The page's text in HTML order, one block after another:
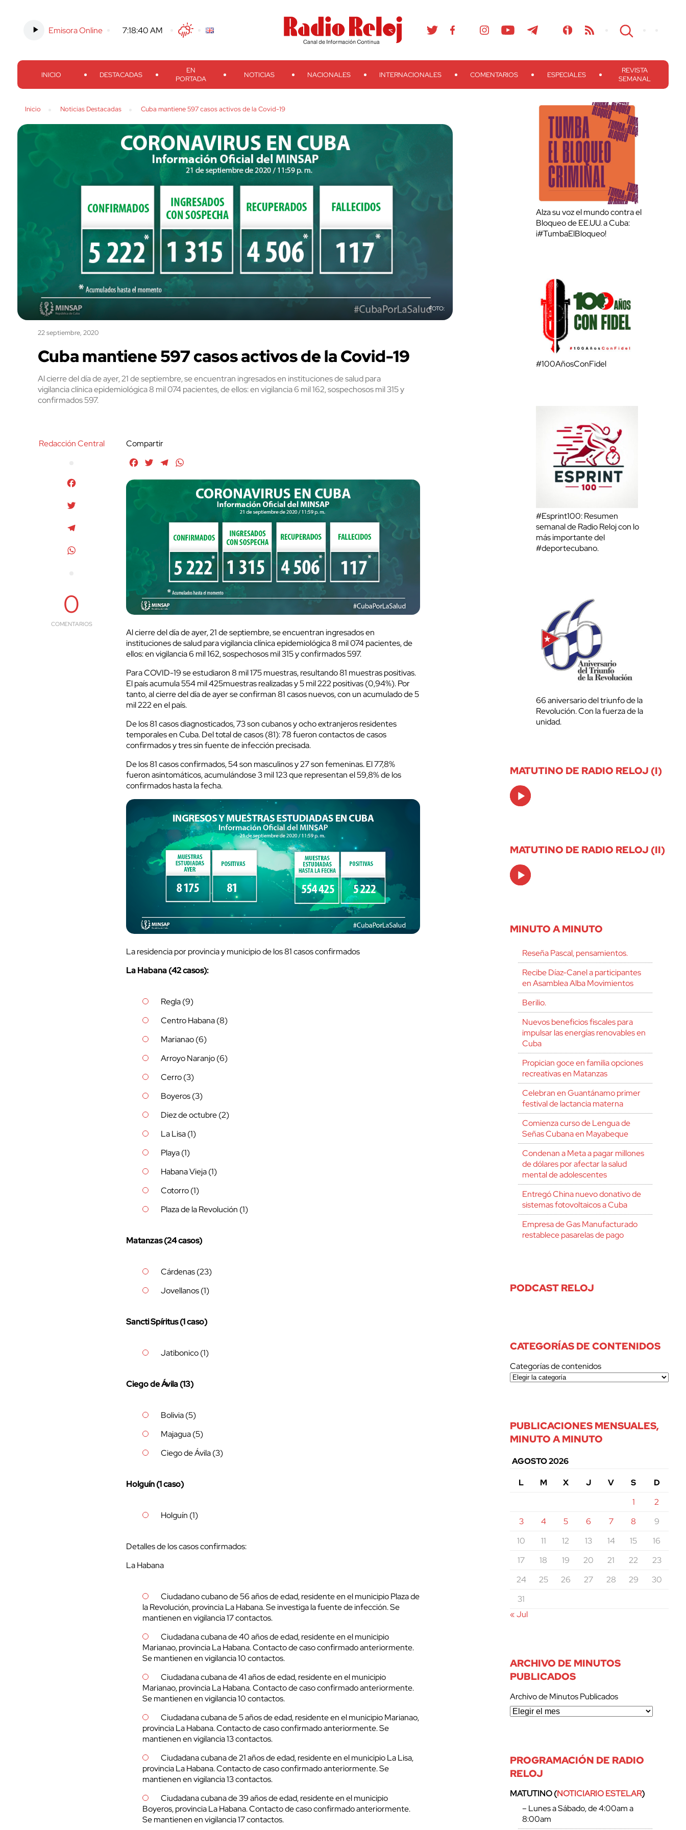
Emisora Online -7:18:42 AM TwitterFacebook
Threads
Instagram TelegramTeveo Ivoox RSS Search
INICIO DESTACADAS
EN
PORTADA
NOTICIAS NACIONALES INTERNACIONALES COMENTARIOS ESPECIALES
REVISTA
SEMANAL
Inicio Noticias Destacadas Cuba mantiene 597 casos activos de la Covid-19
22 septiembre, 2020
Cuba mantiene 597 casos activos de la Covid-19
Al cierre del día de ayer, 21 de septiembre, se encuentran ingresados en instituciones de salud para
vigilancia clínica epidemiológica 8 mil 074 pacientes, de ellos: en vigilancia 6 mil 162, sospechosos mil 315 y
confirmados 597.
Redacción Central
0
COMENTARIOS
Compartir
FacebookTwitterTelegram
Al cierre del día de ayer, 21 de septiembre, se encuentran ingresados en
instituciones de salud para vigilancia clínica epidemiológica 8 mil 074 pacientes, de
ellos: en vigilancia 6 mil 162, sospechosos mil 315 y confirmados 597.
Para COVID-19 se estudiaron 8 mil 175 muestras, resultando 81 muestras positivas.
El país acumula 554 mil 425muestras realizadas y 5 mil 222 positivas (0,94%). Por
tanto, al cierre del día de ayer se confirman 81 casos nuevos, con un acumulado de 5
mil 222 en el país.
De los 81 casos diagnosticados, 73 son cubanos y ocho extranjeros residentes
temporales en Cuba. Del total de casos (81): 78 fueron contactos de casos
confirmados y tres sin fuente de infección precisada.
De los 81 casos confirmados, 54 son masculinos y 27 son femeninas. El 77,8%
fueron asintomáticos, acumulándose 3 mil 123 que representan el 59,8% de los
confirmados hasta la fecha.
La residencia por provincia y municipio de los 81 casos confirmados
La Habana (42 casos):
Regla (9)
Centro Habana (8)
Marianao (6)
Arroyo Naranjo (6)
Cerro (3)
Boyeros (3)
Diez de octubre (2)
La Lisa (1)
Playa (1)
Habana Vieja (1)
Cotorro (1)
Plaza de la Revolución (1)
Matanzas (24 casos)
Cárdenas (23)
Jovellanos (1)
Sancti Spíritus (1 caso)
Jatibonico (1)
Ciego de Ávila (13)
Bolivia (5)
Majagua (5)
Ciego de Ávila (3)
Holguín (1 caso)
Holguín (1)
Detalles de los casos confirmados:
La Habana
Ciudadano cubano de 56 años de edad, residente en el municipio Plaza de
la Revolución, provincia La Habana. Se investiga la fuente de infección. Se
mantienen en vigilancia 17 contactos.
Ciudadana cubana de 40 años de edad, residente en el municipio
Marianao, provincia La Habana. Contacto de caso confirmado anteriormente.
Se mantienen en vigilancia 10 contactos.
Ciudadana cubana de 41 años de edad, residente en el municipio
Marianao, provincia La Habana. Contacto de caso confirmado anteriormente.
Se mantienen en vigilancia 10 contactos.
Ciudadana cubana de 5 años de edad, residente en el municipio Marianao,
provincia La Habana. Contacto de caso confirmado anteriormente. Se
mantienen en vigilancia 13 contactos.
Ciudadana cubana de 21 años de edad, residente en el municipio La Lisa,
provincia La Habana. Contacto de caso confirmado anteriormente. Se
mantienen en vigilancia 13 contactos.
Ciudadana cubana de 39 años de edad, residente en el municipio
Boyeros, provincia La Habana. Contacto de caso confirmado anteriormente.
Se mantienen en vigilancia 17 contactos.
Alza su voz el mundo contra el
Bloqueo de EE.UU. a Cuba:
¡#TumbaElBloqueo!
#100AñosConFidel
#Esprint100: Resumen
semanal de Radio Reloj con lo
más importante del
#deportecubano.
66 aniversario del triunfo de la
Revolución. Con la fuerza de la
unidad.
MATUTINO DE RADIO RELOJ (I)
Audio
Player
MATUTINO DE RADIO RELOJ (II)
Audio
Player
MINUTO A MINUTO
Reseña Pascal, pensamientos.
Recibe Díaz-Canel a participantes
en Asamblea Alba Movimientos
Berilio.
Nuevos beneficios fiscales para
impulsar las energías renovables en
Cuba
Propician goce en familia opciones
recreativas en Matanzas
Celebran en Guantánamo primer
festival de lactancia materna
Comienza curso de Lengua de
Señas Cubana en Mayabeque
Condenan a Meta a pagar millones
de dólares por afectar la salud
mental de adolescentes
Entregó China nuevo donativo de
sistemas fotovoltaicos a Cuba
Empresa de Gas Manufacturado
restablece pasarelas de pago
PODCAST RELOJ
CATEGORÍAS DE CONTENIDOS
Categorías de contenidos
PUBLICACIONES MENSUALES,
MINUTO A MINUTO
AGOSTO 2026
L
M X J V S
D
1
2
3
4 5 6 7 8
9
10
11 12 13 14 15
16
17
18 19 20 21 22
23
24
25 26 27 28 29
30
31
« Jul
ARCHIVO DE MINUTOS
PUBLICADOS
Archivo de Minutos Publicados
PROGRAMACIÓN DE RADIO
RELOJ
MATUTINO (NOTICIARIO ESTELAR)
– Lunes a Sábado, de 4:00am a
8:00am